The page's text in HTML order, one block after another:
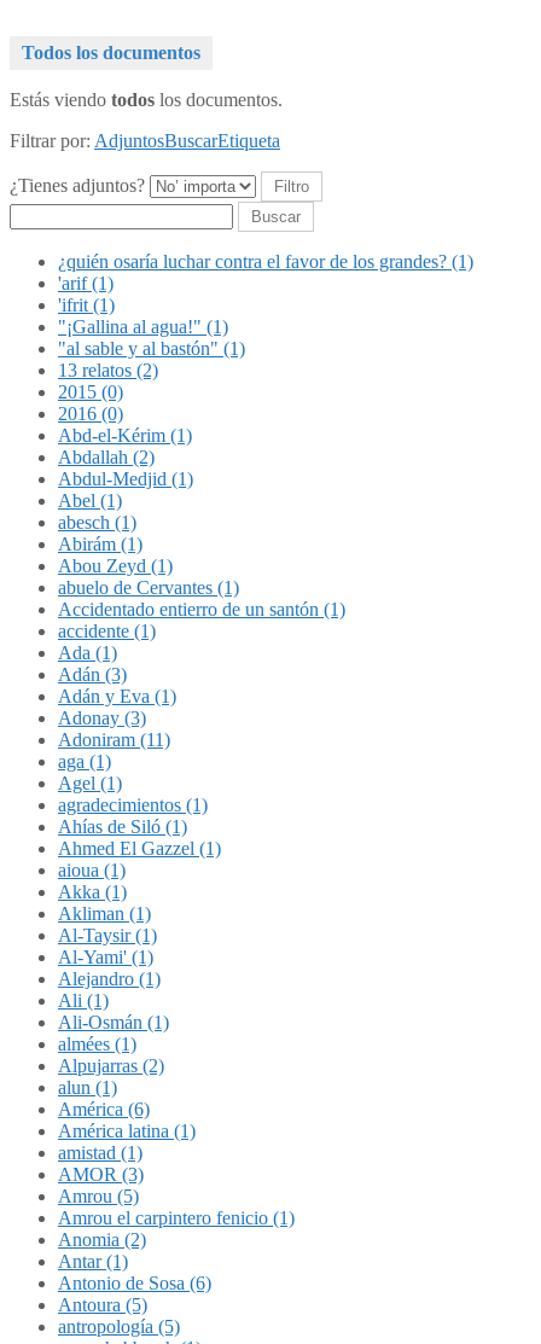
Todos los documentos
Estás viendo todos los documentos.
Filtrar por: AdjuntosBuscarEtiqueta
¿Tienes adjuntos?
Buscar
¿quién osaría luchar contra el favor de los grandes? (1)
'arif (1)
'ifrit (1)
"¡Gallina al agua!" (1)
"al sable y al bastón" (1)
13 relatos (2)
2015 (0)
2016 (0)
Abd-el-Kérim (1)
Abdallah (2)
Abdul-Medjid (1)
Abel (1)
abesch (1)
Abirám (1)
Abou Zeyd (1)
abuelo de Cervantes (1)
Accidentado entierro de un santón (1)
accidente (1)
Ada (1)
Adán (3)
Adán y Eva (1)
Adonay (3)
Adoniram (11)
aga (1)
Agel (1)
agradecimientos (1)
Ahías de Siló (1)
Ahmed El Gazzel (1)
aioua (1)
Akka (1)
Akliman (1)
Al-Taysir (1)
Al-Yami' (1)
Alejandro (1)
Ali (1)
Ali-Osmán (1)
almées (1)
Alpujarras (2)
alun (1)
América (6)
América latina (1)
amistad (1)
AMOR (3)
Amrou (5)
Amrou el carpintero fenicio (1)
Anomia (2)
Antar (1)
Antonio de Sosa (6)
Antoura (5)
antropología (5)